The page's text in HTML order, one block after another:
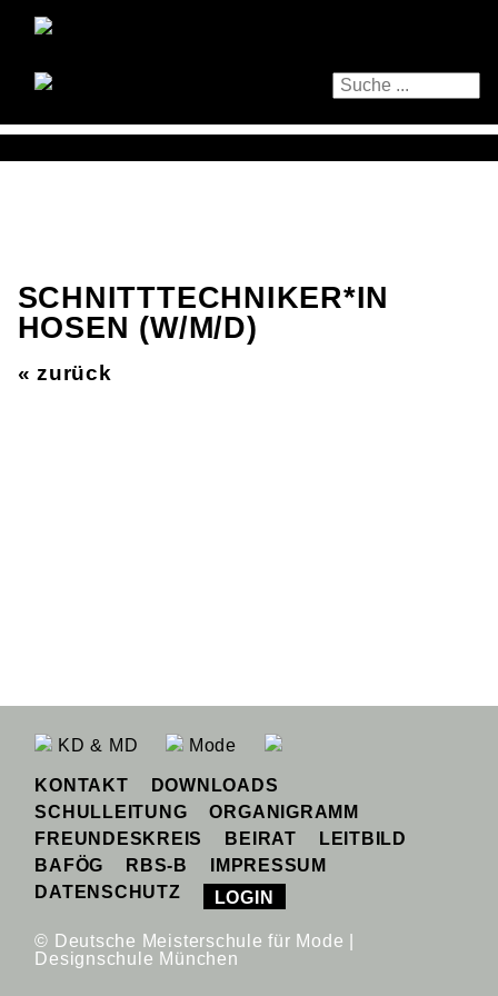
SCHNITTTECHNIKER*IN
HOSEN (W/M/D)
« zurück
KD & MD Mode
KONTAKT
DOWNLOADS
SCHULLEITUNG
ORGANIGRAMM
FREUNDESKREIS
BEIRAT
LEITBILD
BAFÖG
RBS-B
IMPRESSUM
DATENSCHUTZ
LOGIN
© Deutsche Meisterschule für Mode |
Designschule München